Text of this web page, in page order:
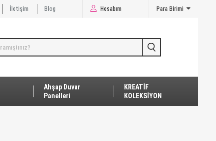
İletişim Blog Hesabım Para Birimi
Ahşap Duvar
Panelleri
KREATİF
KOLEKSİYON